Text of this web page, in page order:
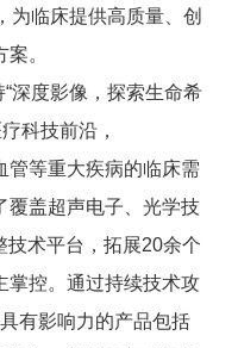
为临床提供高质量、创
。
深度影像，探索生命希
科技前沿，
管等重大疾病的临床需
覆盖超声电子、光学技
技术平台，拓展20余个
掌控。通过持续技术攻
有影响力的产品包括